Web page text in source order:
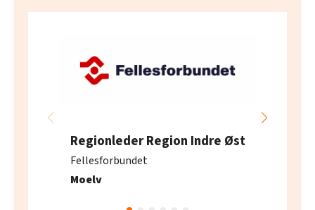
Regionleder Region Indre Øst
Fellesforbundet
Moelv